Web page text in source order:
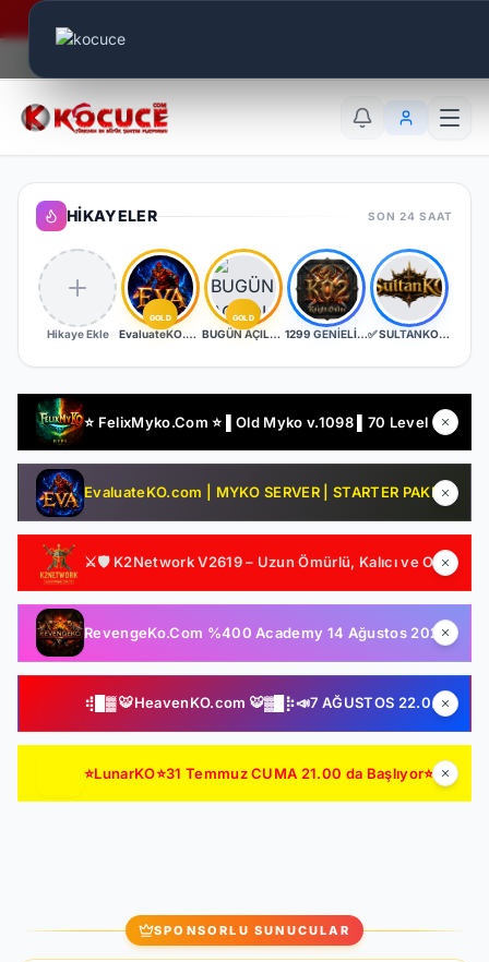
HIKAYELER SON 24 SAAT
Hikaye Ekle
GOLD
EvaluateKO.com | Myko | 1.000.000 TL Ödül Havuzu | Official : 14 Ağustos 2026 -Cuma 21:00!
GOLD
BUGÜN AÇILDI | EŞİT PK SERVER | V24XXX | 83/1 LEVEL FULL İTEM | İTEM SATIŞI YOKTUR 1299 GENİELİ SERVER ✅ SULTANKO.COM ✅ Yeni Kayıtlara 2 Gün 500x Drop Bonus! ✅⭐ Pk Farm Server Ücretsiz! ⭐ DELTASOFT⭐
⭐ FelixMyko.Com ⭐ ▌Old Myko v.1098 ▌70 Level CAP ▌Official : 21 Ağustos Cuma 22:00 ▌Starter Paket Bizden !
EvaluateKO.com | MYKO SERVER | STARTER PAKET HEDİYE | 1.000.000 TL Ödül Havuzu | Official : 14 Ağustos 2026 -Cuma 21:00!
⚔️🛡️ K2Network V2619 – Uzun Ömürlü, Kalıcı ve Oyuncu Odaklı Farm Server | Ücretsiz PUS | Auto Upgrade | Şeffaf Sistemler | Gelişmiş Drop & Kutu Yapısı 🛡️⚔️
RevengeKo.Com %400 Academy 14 Ağustos 2026 | v.2585 Light Farm | 1500 TL Değerinde VIP Paket Hediye | GB Değerli / Item Kolay | LIGHT FARM SERVER
⢾█▓ 🐯HeavenKO.com 🐯▓█⡷📣7 AĞUSTOS 22.00 SAKIN KAÇIRMA!📣▓█⡷⢾█▓💥ÜCRETSİZ GENİE LOOT💥▓█⡷🚀AKADEMİ🚀DX11🚀▓█⡷
⭐LunarKO⭐31 Temmuz CUMA 21.00 da Başlıyor⭐ AÇILIŞA ÖZEL VIP PAKET HEDİYE ⭐GENIE & AutoLoot Ücretsiz⭐EN KALİTELİ HARD FARM SERVER⭐
SPONSORLU SUNUCULAR